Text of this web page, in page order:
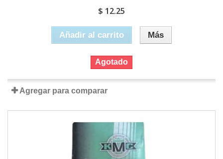
$ 12.25
Añadir al carrito Más
Agotado
Agregar para comparar